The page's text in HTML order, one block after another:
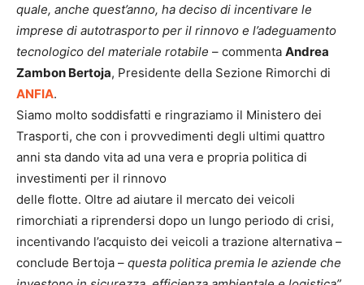
quale, anche quest’anno, ha deciso di incentivare le
imprese di autotrasporto per il rinnovo e l’adeguamento
tecnologico del materiale rotabile – commenta Andrea
Zambon Bertoja, Presidente della Sezione Rimorchi di
ANFIA.
Siamo molto soddisfatti e ringraziamo il Ministero dei
Trasporti, che con i provvedimenti degli ultimi quattro
anni sta dando vita ad una vera e propria politica di
investimenti per il rinnovo
delle flotte. Oltre ad aiutare il mercato dei veicoli
rimorchiati a riprendersi dopo un lungo periodo di crisi,
incentivando l’acquisto dei veicoli a trazione alternativa –
conclude Bertoja – questa politica premia le aziende che